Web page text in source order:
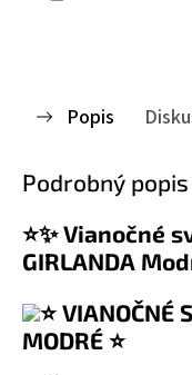
Popis
Podrobný popis
⭐✨ Vianočné
GIRLANDA
⭐ VIANOČNÉ
MODRÉ ⭐